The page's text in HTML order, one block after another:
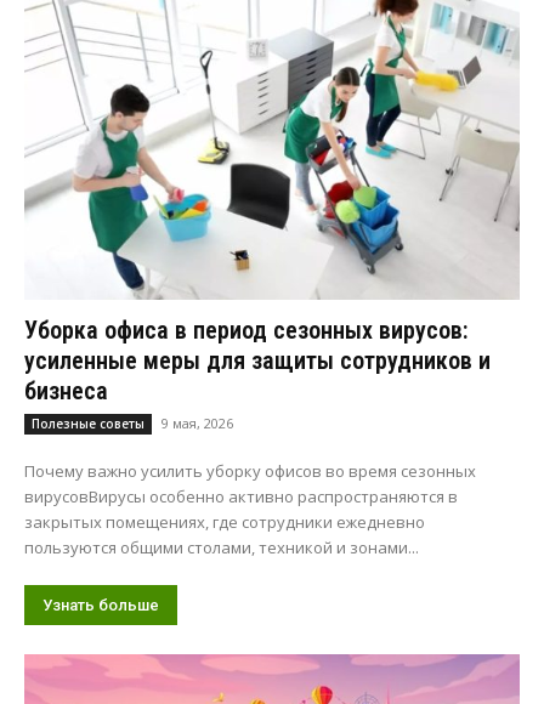
Уборка офиса в период сезонных вирусов:
усиленные меры для защиты сотрудников и
бизнеса
Полезные советы 9 мая, 2026
Почему важно усилить уборку офисов во время сезонных
вирусовВирусы особенно активно распространяются в
закрытых помещениях, где сотрудники ежедневно
пользуются общими столами, техникой и зонами...
Узнать больше